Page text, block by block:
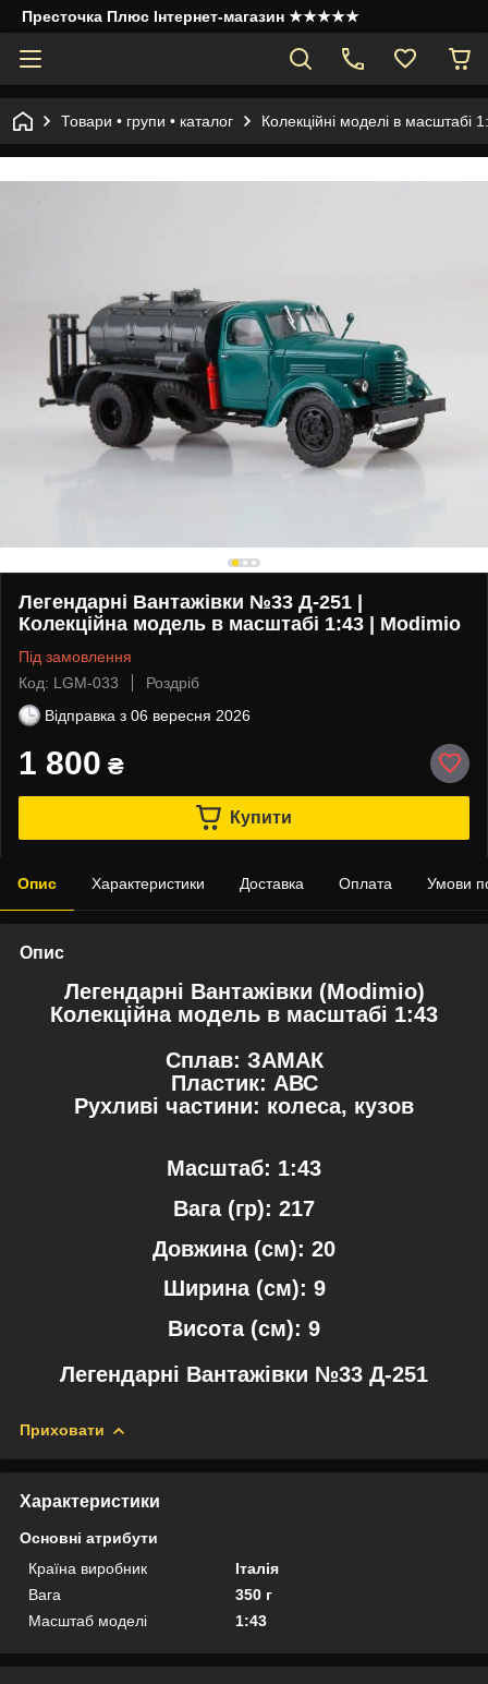
Престочка Плюс Інтернет-магазин ★★★★★
Товари • групи • каталог Колекційні моделі в масштабі
Легендарні Вантажівки №33 Д-251 |
Колекційна модель в масштабі 1:43 | Modimio
Під замовлення
Код: LGM-033
Роздріб
Відправка з 06 вересня 2026
1 800 ₴
Купити
Опис Характеристики Доставка Оплата Умови
Опис
Легендарні Вантажівки (Modimio)
Колекційна модель в масштабі 1:43
Сплав: ЗАМАК
Пластик: АВС
Рухливі частини: колеса, кузов
Масштаб: 1:43
Вага (гр): 217
Довжина (см): 20
Ширина (см): 9
Висота (см): 9
Легендарні Вантажівки №33 Д-251
Приховати
Характеристики
Основні атрибути
Країна виробник
Італія
Вага
350 г
Масштаб моделі
1:43